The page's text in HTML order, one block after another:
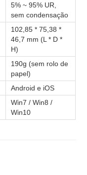
5% ~ 95% UR,
sem condensação
102,85 * 75,38 *
46,7 mm (L * D *
H)
190g (sem rolo de
papel)
Android e iOS
Win7 / Win8 /
Win10